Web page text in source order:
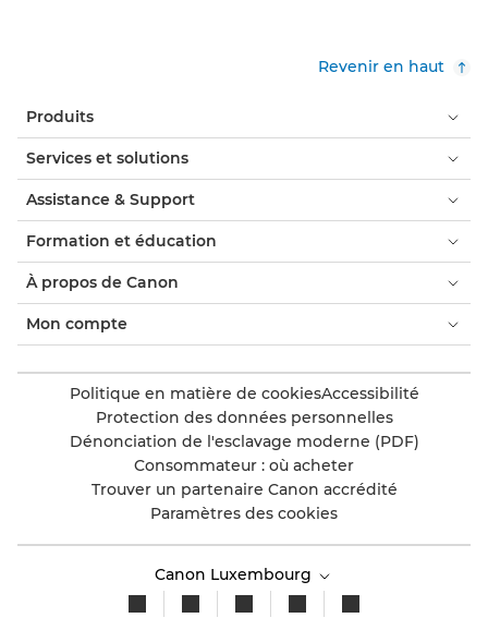
Revenir en haut
Produits
Services et solutions
Assistance & Support
Formation et éducation
À propos de Canon
Mon compte
Politique en matière de cookiesAccessibilité
Protection des données personnelles
Dénonciation de l'esclavage moderne (PDF)
Consommateur : où acheter
Trouver un partenaire Canon accrédité
Paramètres des cookies
Canon Luxembourg